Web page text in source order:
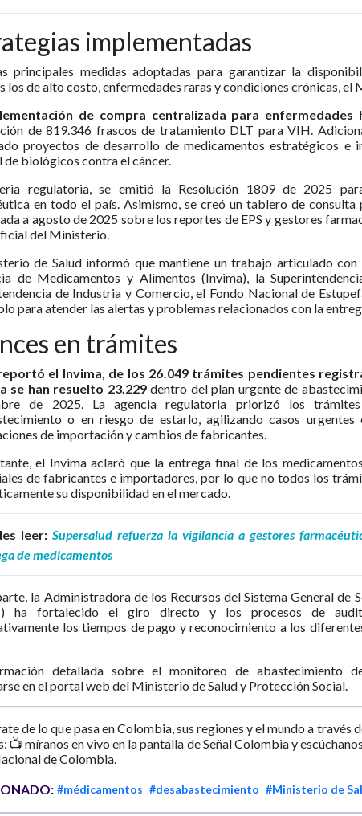
implementadas
principales medidas adoptadas para garantizar la
los de alto costo, enfermedades raras y condiciones crónicas, el
de compra centralizada para enfermedades
de 819.346 frascos de tratamiento DLT para VIH.
proyectos de desarrollo de medicamentos estratégicos e
de biológicos contra el cáncer.
regulatoria, se emitió la Resolución 1809 de 2025
en todo el país. Asimismo, se creó un tablero de
a agosto de 2025 sobre los reportes de EPS y gestores
del Ministerio.
de Salud informó que mantiene un trabajo articulado
de Medicamentos y Alimentos (Invima), la
de Industria y Comercio, el Fondo Nacional de
para atender las alertas y problemas relacionados con la
en trámites
el Invima, de los 26.049 trámites pendientes
se han resuelto 23.229dentro del plan urgente de
de 2025. La agencia regulatoria priorizó los
o en riesgo de estarlo, agilizando casos
de importación y cambios de fabricantes.
el Invima aclaró que la entrega final de los
de fabricantes e importadores, por lo que no todos los
su disponibilidad en el mercado.
leer: Supersalud refuerza la vigilancia a gestores
de medicamentos
la Administradora de los Recursos del Sistema General de
ha fortalecido el giro directo y los procesos de
los tiempos de pago y reconocimiento a los
detallada sobre el monitoreo de abastecimiento
en el portal web del Ministerio de Salud y Protección Social.
de lo que pasa en Colombia, sus regiones y el mundo a través
📺 míranos en vivo en la pantalla de Señal Colombia y
de Colombia.
#médicamentos #desabastecimiento #Ministerio de